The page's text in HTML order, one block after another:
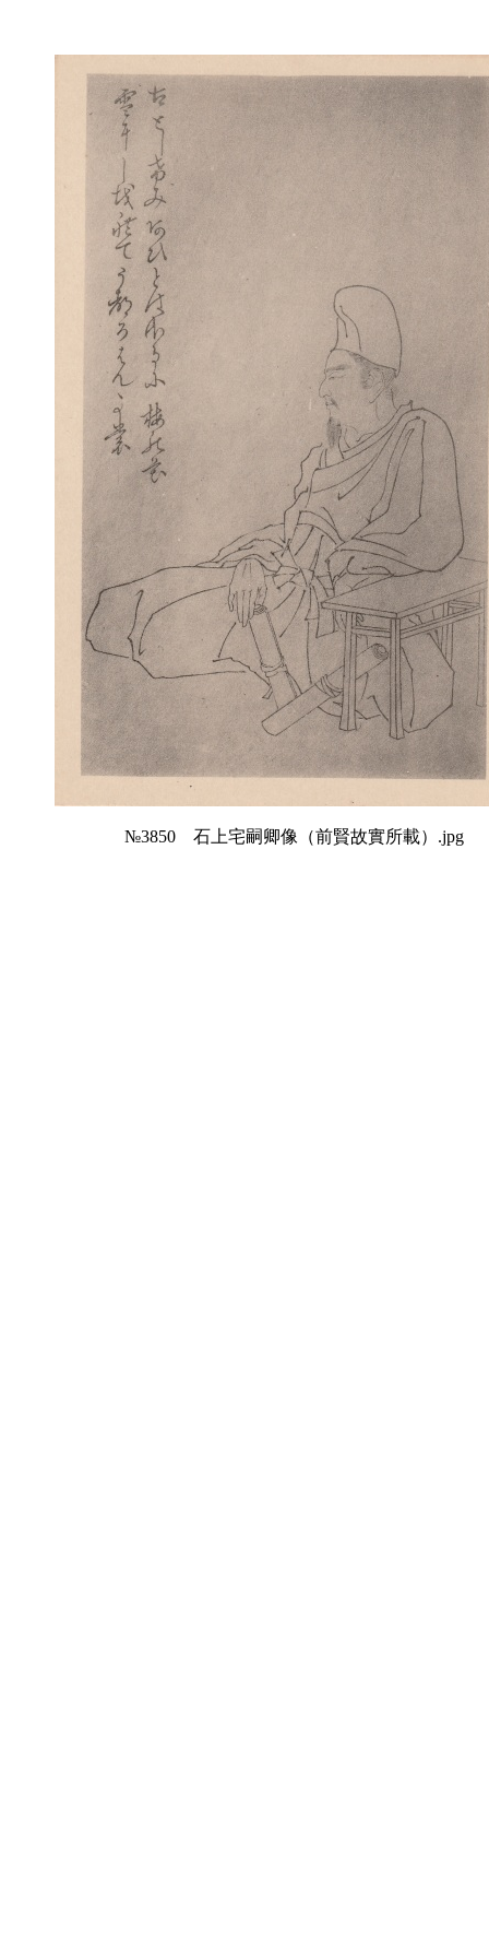
№3850 石上宅嗣卿像（前賢故實所載）.jpg